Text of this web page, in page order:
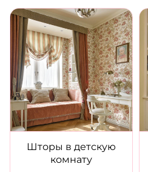
Шторы в детскую
комнату